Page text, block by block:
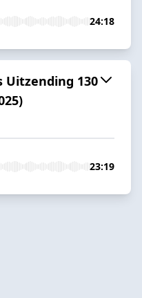
24:18
Uitzending 130
23:19